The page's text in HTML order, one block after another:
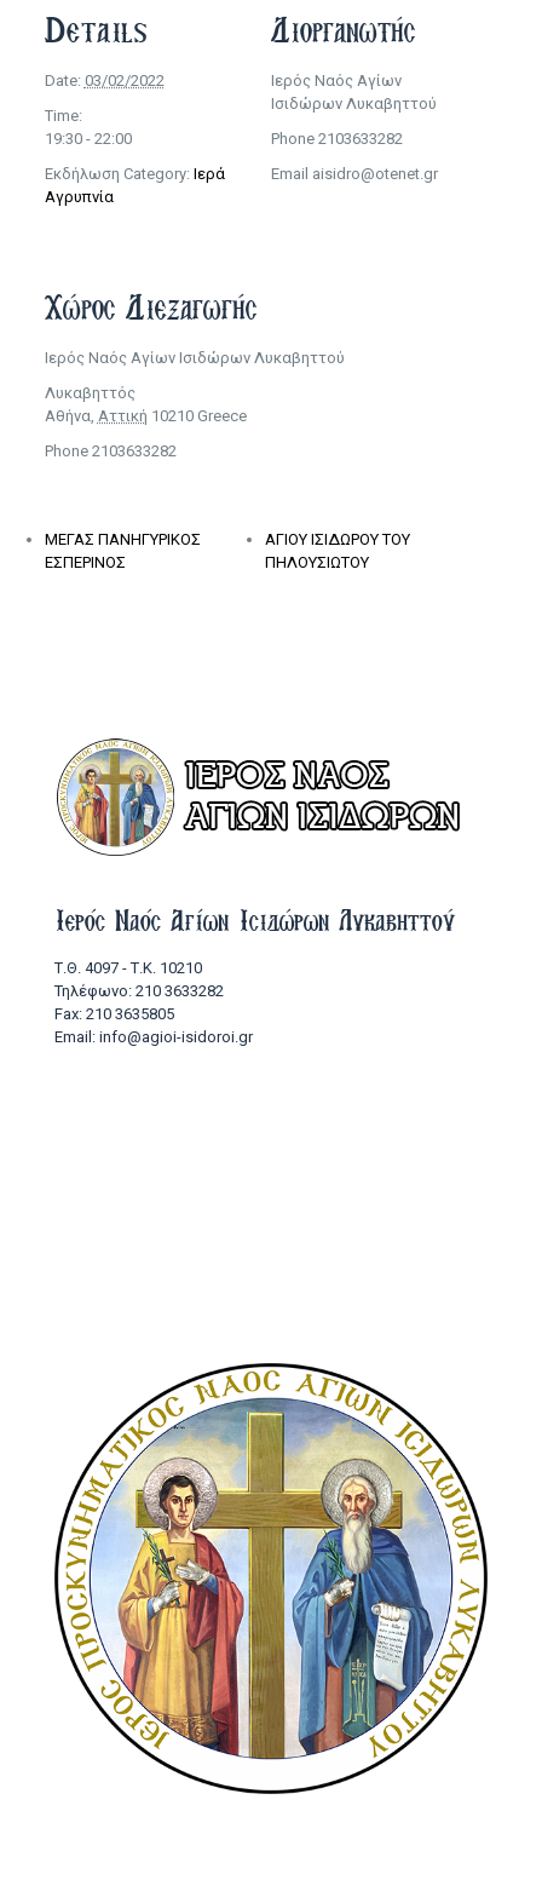
Details
Date: 03/02/2022
Time:
19:30 - 22:00
Εκδήλωση Category: Ιερά
Αγρυπνία
Χώρος Διεξαγωγής
Ιερός Ναός Αγίων Ισιδώρων Λυκαβηττού
Λυκαβηττός
Αθήνα, Αττική 10210 Greece
Phone 2103633282
Διοργανωτής
Ιερός Ναός Αγίων
Ισιδώρων Λυκαβηττού
Phone 2103633282
Email aisidro@otenet.gr
ΜΕΓΑΣ ΠΑΝΗΓΥΡΙΚΟΣ
ΕΣΠΕΡΙΝΟΣ
ΑΓΙΟΥ ΙΣΙΔΩΡΟΥ ΤΟΥ
ΠΗΛΟΥΣΙΩΤΟΥ
Ιερός Ναός Αγίων Ισιδώρων Λυκαβηττού
Τ.Θ. 4097 - Τ.Κ. 10210
Τηλέφωνο: 210 3633282
Fax: 210 3635805
Email: info@agioi-isidoroi.gr